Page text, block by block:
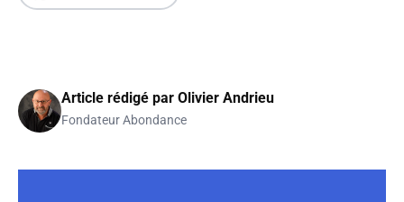
Article rédigé par Olivier Andrieu
Fondateur Abondance